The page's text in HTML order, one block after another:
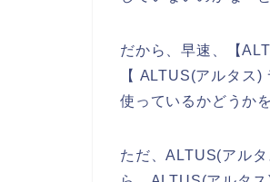
だから、早速、【
【 ALTUS(アルタス
使っているかどうか
ただ、ALTUS(アル